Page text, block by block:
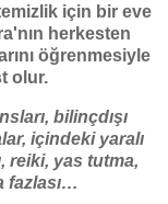
için bir eve
herkesten
öğrenmesiyle
olur.
bilinçdışı
içindeki yaralı
reiki, yas tutma,
fazlası…